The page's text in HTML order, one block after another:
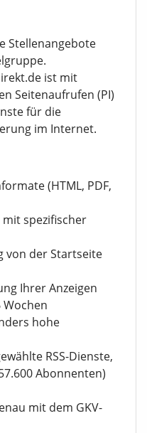
Stellenangebote
ist mit
Seitenaufrufen (PI)
für die
im Internet.
(HTML, PDF,
spezifischer
von der Startseite
Ihrer Anzeigen
Wochen
hohe
RSS-Dienste,
Abonnenten)
mit dem GKV-